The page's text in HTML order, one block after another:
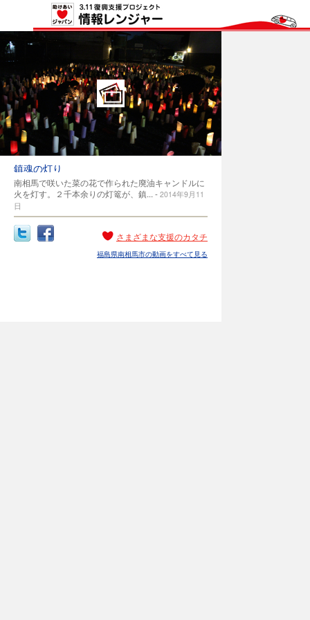
鎮魂の灯り
南相馬で咲いた菜の花で作られた廃油キャンドルに
火を灯す。２千本余りの灯篭が、鎮... - 2014年9月11
日
さまざまな支援のカタチ
福島県南相馬市の動画をすべて見る